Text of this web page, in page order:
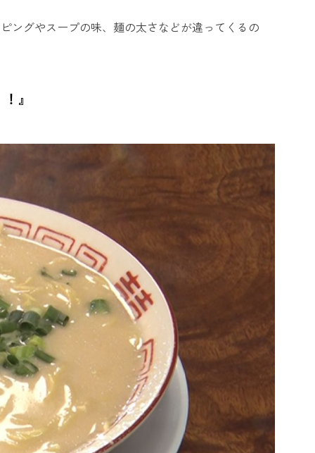
ングやスープの味、麺の太さなどが違ってくるの
』